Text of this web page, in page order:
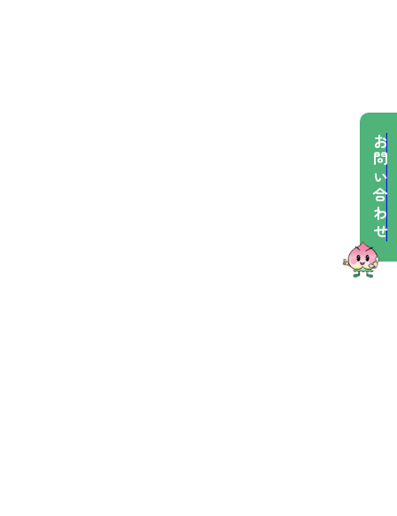
お問い合わせ